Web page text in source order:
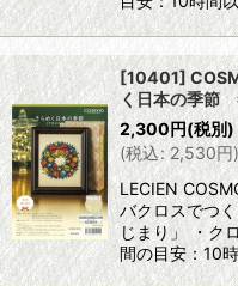
[10401]
く日本の季節
2,300円(税別)
(税込: 2,530円)
LECIEN
バクロスでつ
じまり」 ・ク
間の目安：10